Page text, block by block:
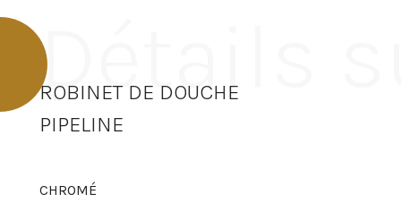
Détails
ROBINET DE DOUCHE
PIPELINE
CHROMÉ